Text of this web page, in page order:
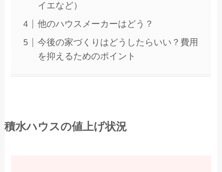
イエなど）
他のハウスメーカーはどう？
今後の家づくりはどうしたらいい？費用
を抑えるためのポイント
積水ハウスの値上げ状況